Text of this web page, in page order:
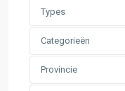
Types
Categorieën
Provincie